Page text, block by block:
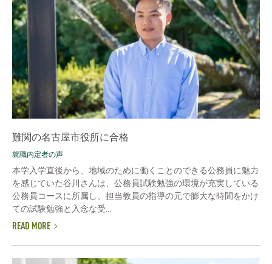
難関の名古屋市役所に合格
就職内定者の声
本学入学直後から、地域のために働くことのできる公務員に魅力
を感じていた谷川さんは、公務員試験勉強の環境が充実している
公務員コースに所属し、担当教員の指導の元で膨大な時間をかけ
ての試験勉強と入念な受...
READ MORE